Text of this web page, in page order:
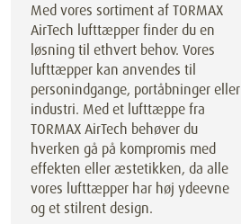
Med vores sortiment af TORMAX
AirTech lufttæpper finder du en
løsning til ethvert behov. Vores
lufttæpper kan anvendes til
personindgange, portåbninger eller
industri. Med et lufttæppe fra
TORMAX AirTech behøver du
hverken gå på kompromis med
effekten eller æstetikken, da alle
vores lufttæpper har høj ydeevne
og et stilrent design.